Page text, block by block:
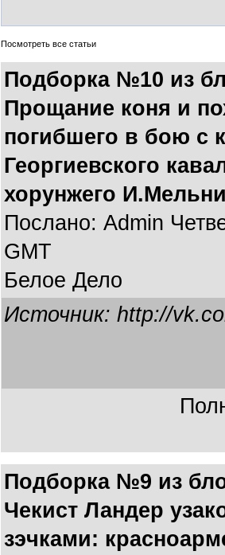
Посмотреть все статьи
Подборка №10 из
Прощание коня и
погибшего в бою с
Георгиевского
хорунжего
Послано: Admin
GMT
Белое Дело
Источник: http://
Подборка №9 из
Чекист Ландер
зэчками: